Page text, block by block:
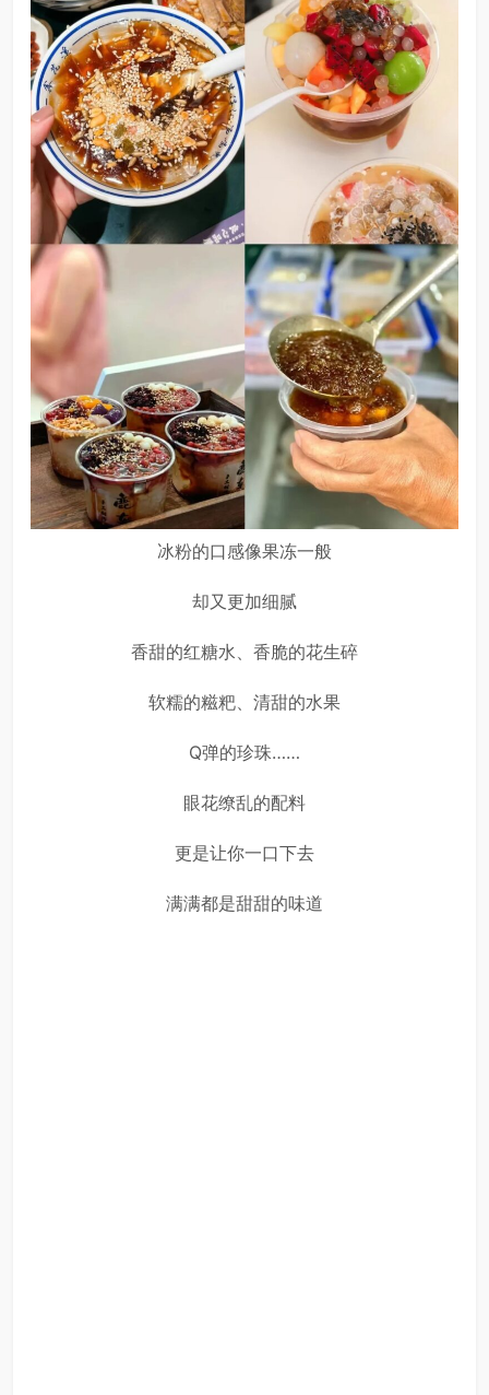
冰粉的口感像果冻一般
却又更加细腻
香甜的红糖水、香脆的花生碎
软糯的糍粑、清甜的水果
Q弹的珍珠……
眼花缭乱的配料
更是让你一口下去
满满都是甜甜的味道